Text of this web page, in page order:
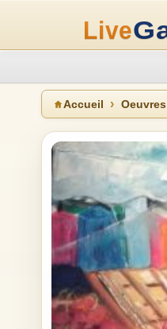
Accueil Oeuvres